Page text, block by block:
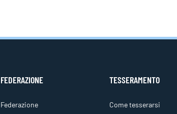
FEDERAZIONE
Federazione
TESSERAMENTO
Come tesserarsi